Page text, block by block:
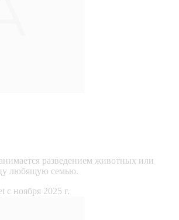
разведением животных или
любящую семью.
c ноября 2025 г.